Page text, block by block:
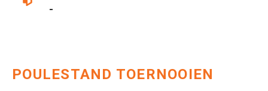
-
POULESTAND TOERNOOIEN